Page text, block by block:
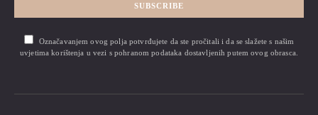
SUBSCRIBE
Označavanjem ovog polja potvrđujete da ste pročitali i da se slažete s našim
uvjetima korištenja u vezi s pohranom podataka dostavljenih putem ovog obrasca.